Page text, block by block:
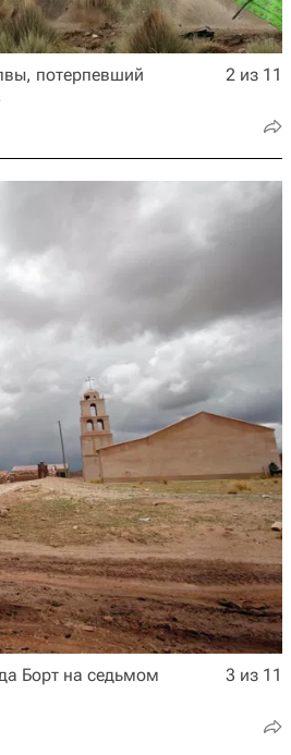
потерпевший
2 из 11
Борт на седьмом
3 из 11